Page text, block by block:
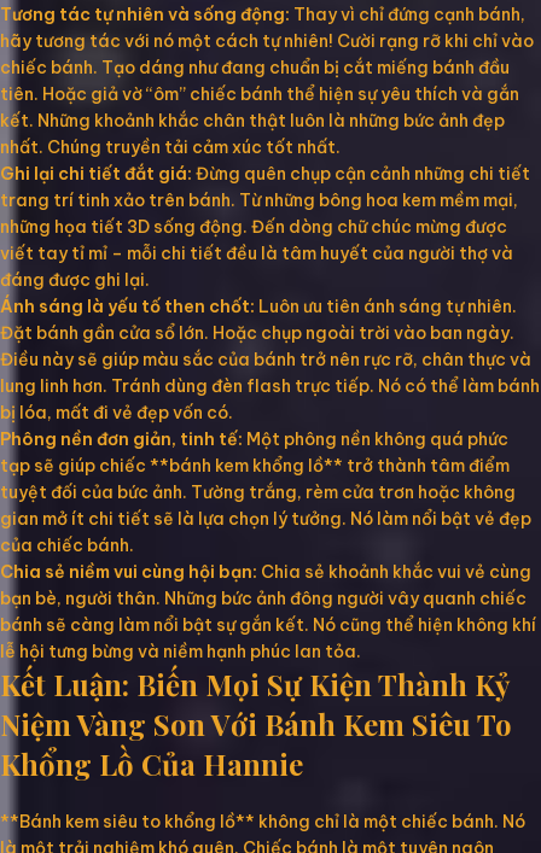
Tương tác tự nhiên và sống động: Thay vì chỉ đứng cạnh bánh,
hãy tương tác với nó một cách tự nhiên! Cười rạng rỡ khi chỉ vào
chiếc bánh. Tạo dáng như đang chuẩn bị cắt miếng bánh đầu
tiên. Hoặc giả vờ “ôm” chiếc bánh thể hiện sự yêu thích và gắn
kết. Những khoảnh khắc chân thật luôn là những bức ảnh đẹp
nhất. Chúng truyền tải cảm xúc tốt nhất.
Ghi lại chi tiết đắt giá: Đừng quên chụp cận cảnh những chi tiết
trang trí tinh xảo trên bánh. Từ những bông hoa kem mềm mại,
những họa tiết 3D sống động. Đến dòng chữ chúc mừng được
viết tay tỉ mỉ – mỗi chi tiết đều là tâm huyết của người thợ và
đáng được ghi lại.
Ánh sáng là yếu tố then chốt: Luôn ưu tiên ánh sáng tự nhiên.
Đặt bánh gần cửa sổ lớn. Hoặc chụp ngoài trời vào ban ngày.
Điều này sẽ giúp màu sắc của bánh trở nên rực rỡ, chân thực và
lung linh hơn. Tránh dùng đèn flash trực tiếp. Nó có thể làm bánh
bị lóa, mất đi vẻ đẹp vốn có.
Phông nền đơn giản, tinh tế: Một phông nền không quá phức
tạp sẽ giúp chiếc **bánh kem khổng lồ** trở thành tâm điểm
tuyệt đối của bức ảnh. Tường trắng, rèm cửa trơn hoặc không
gian mở ít chi tiết sẽ là lựa chọn lý tưởng. Nó làm nổi bật vẻ đẹp
của chiếc bánh.
Chia sẻ niềm vui cùng hội bạn: Chia sẻ khoảnh khắc vui vẻ cùng
bạn bè, người thân. Những bức ảnh đông người vây quanh chiếc
bánh sẽ càng làm nổi bật sự gắn kết. Nó cũng thể hiện không khí
lễ hội tưng bừng và niềm hạnh phúc lan tỏa.
Kết Luận: Biến Mọi Sự Kiện Thành Kỷ
Niệm Vàng Son Với Bánh Kem Siêu To
Khổng Lồ Của Hannie
**Bánh kem siêu to khổng lồ** không chỉ là một chiếc bánh. Nó
là một trải nghiệm khó quên. Chiếc bánh là một tuyên ngôn